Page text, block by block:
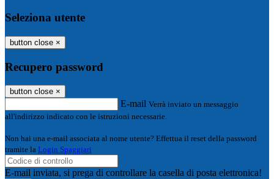
Seleziona utente
button close ×
Recupero password
button close ×
E-mail Verrà inviato un messaggio
all'indirizzo indicato con le istruzioni necessarie.
Non hai una e-mail associata al nome utente? Effettua il reset della password
tramite la Login Spaggiari
E-mail inviata, si prega di controllare la casella di posta elettronica!